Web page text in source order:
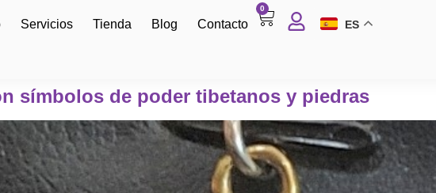
Servicios Tienda Blog Contacto
0
ES
símbolos de poder tibetanos y piedras